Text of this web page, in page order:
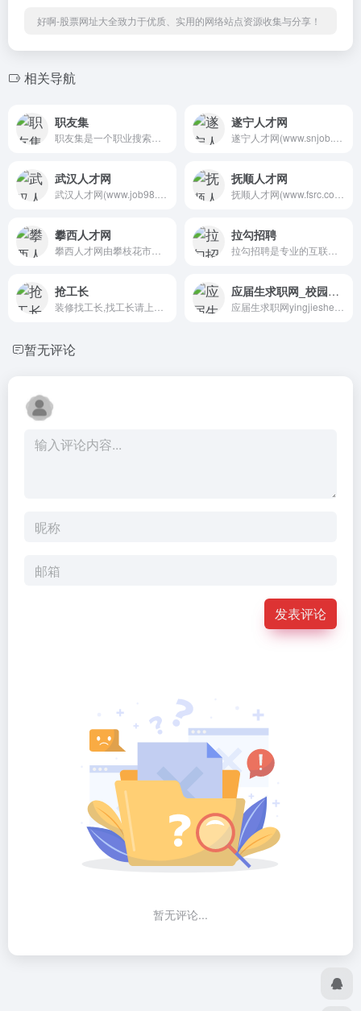
好啊-股票网址大全致力于优质、实用的网络站点资源收集与分享！
相关导航
职友集 遂宁人才网
武汉人才网 抚顺人才网
攀西人才网 拉勾招聘
抢工长 应届生求职网_校园招聘_YingJieSheng.COM_中国领先的大学生求职网站
暂无评论
发表评论
暂无评论...